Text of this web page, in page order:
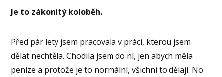
Je to zákonitý koloběh.
Před pár lety jsem pracovala v práci, kterou jsem
dělat nechtěla. Chodila jsem do ní, jen abych měla
peníze a protože je to normální, všichni to dělají. No